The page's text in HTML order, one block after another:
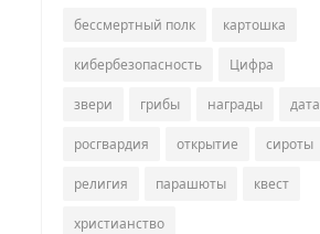
бессмертный полк картошка
кибербезопасность Цифра
звери грибы награды дата
росгвардия открытие сироты
религия парашюты квест
христианство